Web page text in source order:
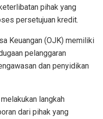
pihak yang
persetujuan kredit.
Keuangan (OJK) memiliki
pelanggaran
dan penyidikan
langkah
dari pihak yang